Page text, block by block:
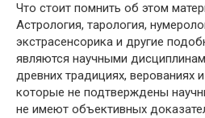
Что стоит помнить об этом
Астрология, тарология,
экстрасенсорика и другие
являются научными
древних традициях, верованиях
которые не подтверждены
не имеют объективных